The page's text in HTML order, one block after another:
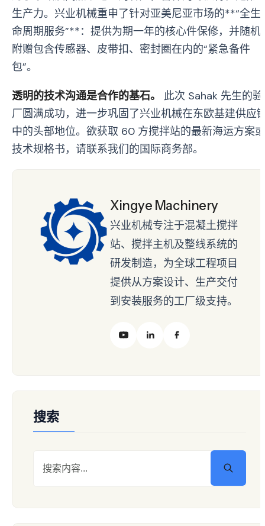
生产力。兴业机械重申了针对亚美尼亚市场的**“全生
命周期服务”**：提供为期一年的核心件保修，并随机
附赠包含传感器、皮带扣、密封圈在内的“紧急备件
包”。
透明的技术沟通是合作的基石。
此次 Sahak 先生的验
厂圆满成功，进一步巩固了兴业机械在东欧基建供应
中的头部地位。欲获取 60 方搅拌站的最新海运方案或
技术规格书，请联系我们的国际商务部。
Xingye Machinery
兴业机械专注于混凝土搅拌
站、搅拌主机及整线系统的
研发制造，为全球工程项目
提供从方案设计、生产交付
到安装服务的工厂级支持。
搜索